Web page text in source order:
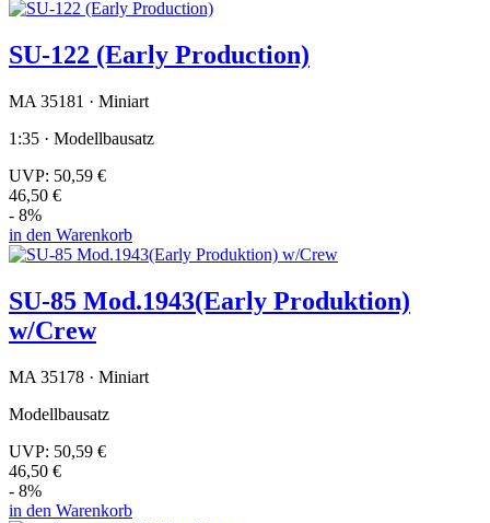
SU-122 (Early Production)
MA 35181 · Miniart
1:35 · Modellbausatz
UVP: 50,59 €
46,50 €
- 8%
in den Warenkorb
SU-85 Mod.1943(Early Produktion)
w/Crew
MA 35178 · Miniart
Modellbausatz
UVP: 50,59 €
46,50 €
- 8%
in den Warenkorb